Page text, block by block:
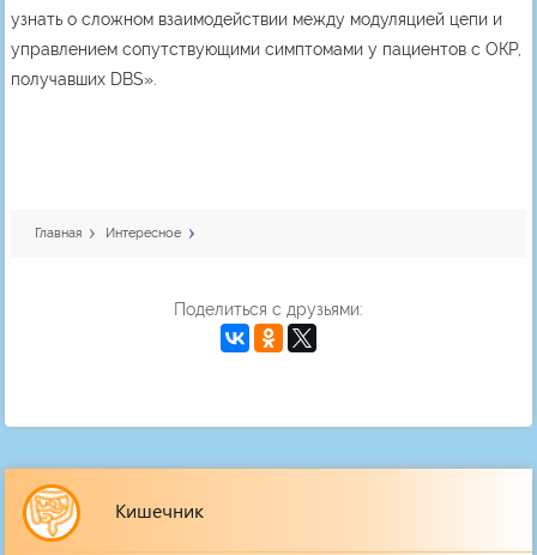
узнать о сложном взаимодействии между модуляцией цепи и
управлением сопутствующими симптомами у пациентов с ОКР,
получавших DBS».
Главная Интересное
Поделиться с друзьями:
Кишечник